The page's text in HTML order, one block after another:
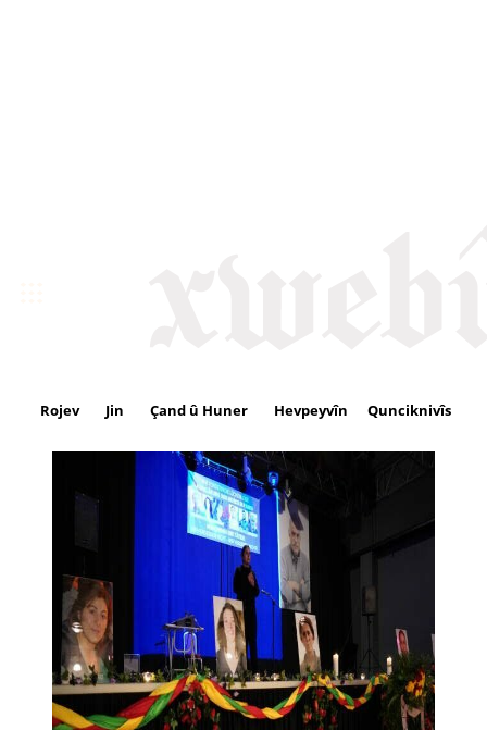
Rojev Jin Çand û Huner Hevpeyvîn Qunciknivîs